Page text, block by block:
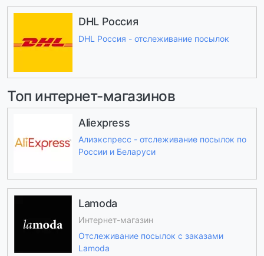
DHL Россия
DHL Россия - отслеживание посылок
Топ интернет-магазинов
Aliexpress
Алиэкспресс - отслеживание посылок по
России и Беларуси
Lamoda
Интернет-магазин
Отслеживание посылок с заказами
Lamoda